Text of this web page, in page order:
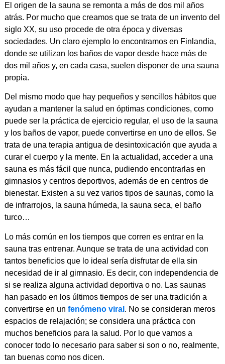
El origen de la sauna se remonta a más de dos mil años
atrás. Por mucho que creamos que se trata de un invento del
siglo XX, su uso procede de otra época y diversas
sociedades. Un claro ejemplo lo encontramos en Finlandia,
donde se utilizan los baños de vapor desde hace más de
dos mil años y, en cada casa, suelen disponer de una sauna
propia.
Del mismo modo que hay pequeños y sencillos hábitos que
ayudan a mantener la salud en óptimas condiciones, como
puede ser la práctica de ejercicio regular, el uso de la sauna
y los baños de vapor, puede convertirse en uno de ellos. Se
trata de una terapia antigua de desintoxicación que ayuda a
curar el cuerpo y la mente. En la actualidad, acceder a una
sauna es más fácil que nunca, pudiendo encontrarlas en
gimnasios y centros deportivos, además de en centros de
bienestar. Existen a su vez varios tipos de saunas, como la
de infrarrojos, la sauna húmeda, la sauna seca, el baño
turco…
Lo más común en los tiempos que corren es entrar en la
sauna tras entrenar. Aunque se trata de una actividad con
tantos beneficios que lo ideal sería disfrutar de ella sin
necesidad de ir al gimnasio. Es decir, con independencia de
si se realiza alguna actividad deportiva o no. Las saunas
han pasado en los últimos tiempos de ser una tradición a
convertirse en un fenómeno viral . No se consideran meros
espacios de relajación; se considera una práctica con
muchos beneficios para la salud. Por lo que vamos a
conocer todo lo necesario para saber si son o no, realmente,
tan buenas como nos dicen.